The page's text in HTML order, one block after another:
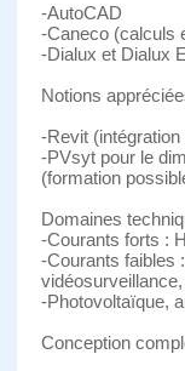
-AutoCAD
-Caneco (calculs
-Dialux et Dialux
Notions
-Revit (intégration
-PVsyt pour le
(formation
Domaines
-Courants forts :
-Courants faibles
-Photovoltaïque,
Conception